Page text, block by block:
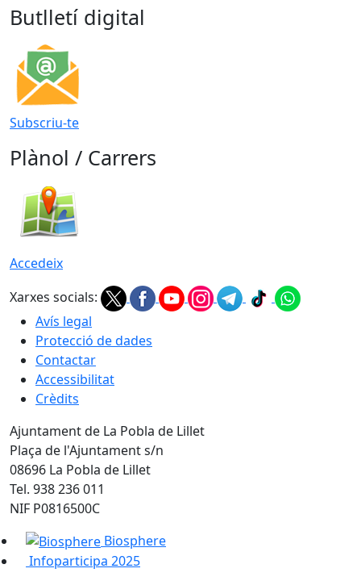
Butlletí digital
Subscriu-te
Plànol / Carrers
Accedeix
Xarxes socials:
Avís legal
Protecció de dades
Contactar
Accessibilitat
Crèdits
Ajuntament de La Pobla de Lillet
Plaça de l'Ajuntament s/n
08696 La Pobla de Lillet
Tel. 938 236 011
NIF P0816500C
Biosphere
Infoparticipa 2025